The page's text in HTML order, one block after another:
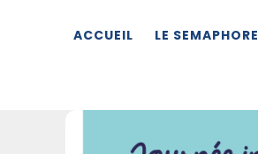
ACCUEIL LE SEMAPHORE